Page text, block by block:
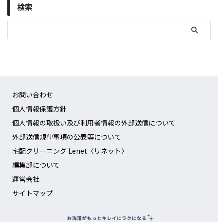
検索
お問い合わせ
個人情報保護方針
個人情報の取扱い及び利用者情報の外部送信について
外部送信規律事項の公表等について
宅配クリーニング Lenet〈リネット〉
編集部について
運営会社
サイトマップ